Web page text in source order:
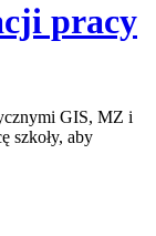
pracy
GIS, MZ i
szkoły, aby